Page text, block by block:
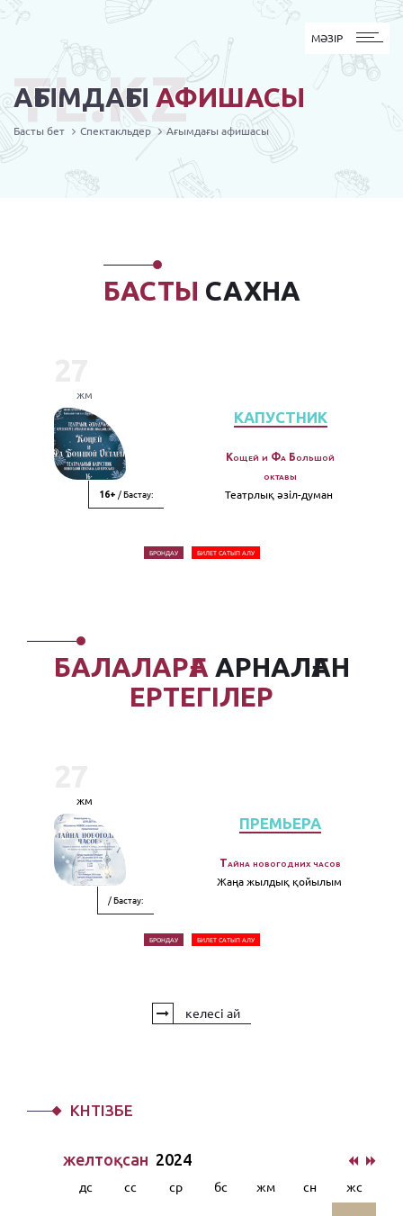
MӘЗІР
МӘЗІР
АҒЫМДАҒЫ АФИШАСЫ
TL.KZ
Басты бет Спектакльдер Ағымдағы афишасы
БАСТЫ САХНА
жм
16+ / Бастау:
КАПУСТНИК
Кощей и Фа Большой
октавы
Театрлық әзiл-думан
БРОНДАУ БИЛЕТ САТЫП АЛУ
БАЛАЛАРҒА АРНАЛҒАН
ЕРТЕГІЛЕР
жм
/ Бастау:
ПРЕМЬЕРА
Тайна новогодних часов
Жаңа жылдық қойылым
БРОНДАУ БИЛЕТ САТЫП АЛУ
келесі ай
КҮНТІЗБЕ
желтоқсан 2024
дс сс ср бс жм сн жс